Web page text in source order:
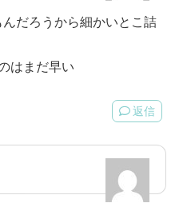
だろうから細かいとこ詰
はまだ早い
返信